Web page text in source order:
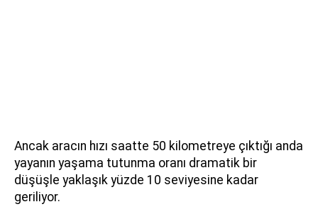
Ancak aracın hızı saatte 50 kilometreye çıktığı anda
yayanın yaşama tutunma oranı dramatik bir
düşüşle yaklaşık yüzde 10 seviyesine kadar
geriliyor.